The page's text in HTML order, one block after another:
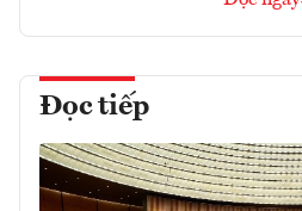
Đọc tiếp